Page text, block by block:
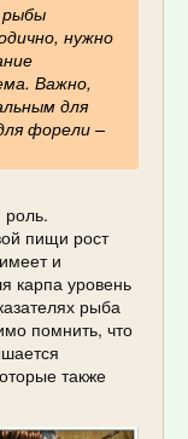
рыбы
нужно
Важно,
для
форели –
роль.
пищи рост
и
карпа уровень
рыба
помнить, что
также